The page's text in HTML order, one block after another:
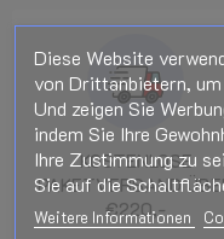
KOSTENLOSE
PAKETVERSAND
€220,-
Diese Website
von Drittanbietern,
Und zeigen Sie
indem Sie Ihre
Ihre Zustimmung zu
Sie auf die
Weitere Informationen